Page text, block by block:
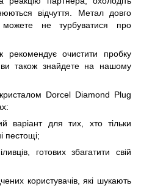
відчуття. Метал довго
не турбуватися про
рекомендує очистити пробку
також знайдете на нашому
Dorcel Diamond Plug
варіант для тих, хто тільки
пестощі;
готових збагатити свій
користувачів, які шукають